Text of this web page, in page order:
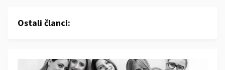
Ostali članci: